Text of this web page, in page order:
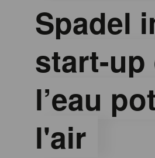
Spadel
start-
l’eau
l'air